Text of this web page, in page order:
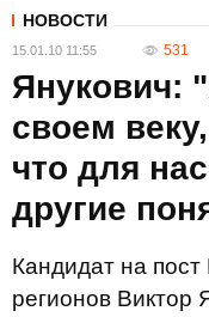
НОВОСТИ
15.01.10 11:55 531
Янукович:
своем
что для
другие
Кандидат на
регионов Виктор